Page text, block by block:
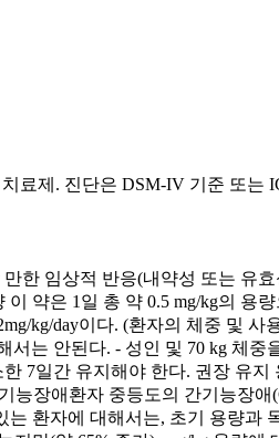
료제. 진단은 DSM-IV 기준 또는
한 임상적 반응(내약성 또는 유
약은 1일 총 약 0.5 mg/kg의 용
kg/day이다. (환자의 체중 및 사
는 안된다. - 성인 및 70 kg 체
7일간 유지해야 한다. 권장 유지
장애환자 중등도의 간기능장애
환자에 대해서는, 초기 용량과